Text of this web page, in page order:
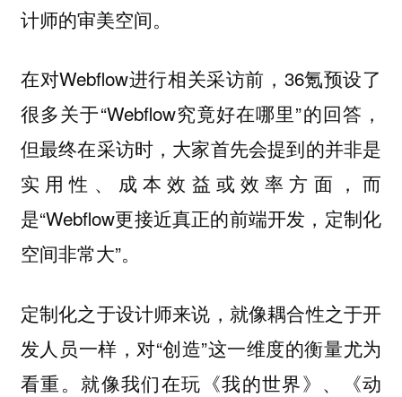
计师的审美空间。
在对Webflow进行相关采访前，36氪预设了
很多关于“Webflow究竟好在哪里”的回答，
但最终在采访时，大家首先会提到的并非是
实用性、成本效益或效率方面，而
是“Webflow更接近真正的前端开发，定制化
空间非常大”。
定制化之于设计师来说，就像耦合性之于开
发人员一样，对“创造”这一维度的衡量尤为
看重。就像我们在玩《我的世界》、《动